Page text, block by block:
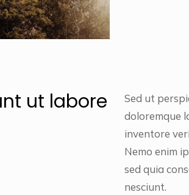
ut labore
Sed ut
doloremque
inventore
Nemo enim
sed quia
nesciunt.